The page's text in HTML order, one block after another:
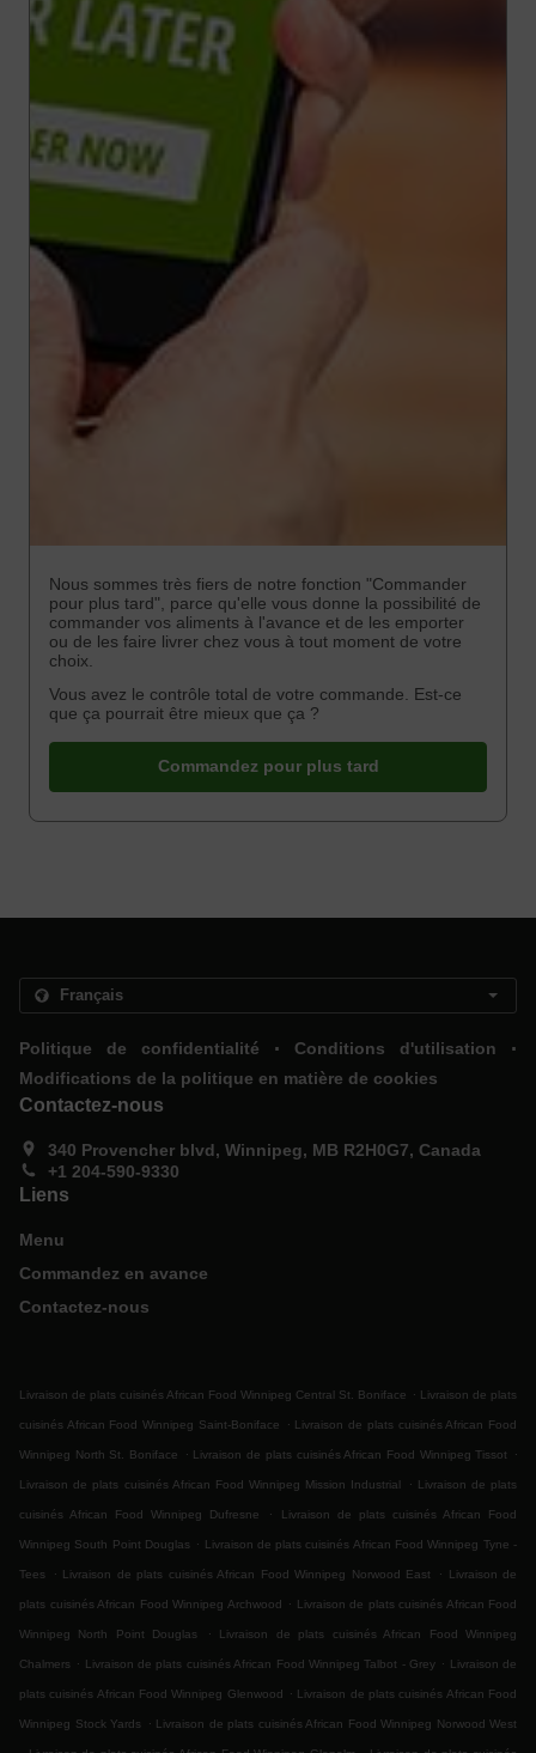
Nous sommes très fiers de notre fonction "Commander
pour plus tard", parce qu'elle vous donne la possibilité de
commander vos aliments à l'avance et de les emporter
ou de les faire livrer chez vous à tout moment de votre
choix.
Vous avez le contrôle total de votre commande. Est-ce
que ça pourrait être mieux que ça ?
Commandez pour plus tard
Politique de confidentialité . Conditions d'utilisation .
Modifications de la politique en matière de cookies
Contactez-nous
340 Provencher blvd, Winnipeg, MB R2H0G7, Canada
+1 204-590-9330
Liens
Menu
Commandez en avance
Contactez-nous
Livraison de plats cuisinés African Food Winnipeg Central St. Boniface Livraison de plats
cuisinés African Food Winnipeg Saint-Boniface Livraison de plats cuisinés African Food
Winnipeg North St. Boniface Livraison de plats cuisinés African Food Winnipeg Tissot
Livraison de plats cuisinés African Food Winnipeg Mission Industrial Livraison de plats
cuisinés African Food Winnipeg Dufresne Livraison de plats cuisinés African Food
Winnipeg South Point Douglas Livraison de plats cuisinés African Food Winnipeg Tyne -
Tees Livraison de plats cuisinés African Food Winnipeg Norwood East Livraison de
plats cuisinés African Food Winnipeg Archwood Livraison de plats cuisinés African Food
Winnipeg North Point Douglas Livraison de plats cuisinés African Food Winnipeg
Chalmers Livraison de plats cuisinés African Food Winnipeg Talbot - Grey Livraison de
plats cuisinés African Food Winnipeg Glenwood Livraison de plats cuisinés African Food
Winnipeg Stock Yards
Livraison de plats cuisinés African Food Winnipeg Norwood West